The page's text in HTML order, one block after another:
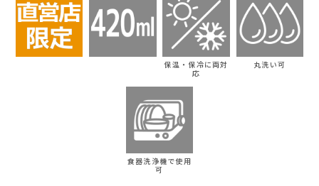
保温・保冷に両対
応
丸洗い可
食器洗浄機で使用
可